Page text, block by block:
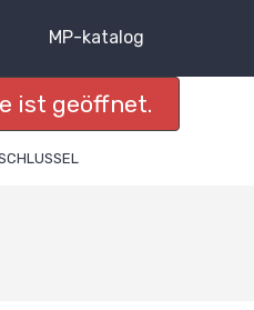
MP-katalog
ist geöffnet.